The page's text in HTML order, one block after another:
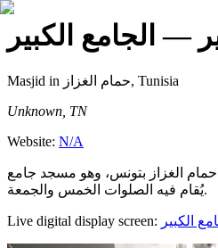
— الجامع الكبير
Masjid
in حمام الغزاز, Tunisia
Unknown, TN
Website: N/A
حمام الغزاز بتونس، وهو مسجد جامع
يُقام فيه الصلوات الخمس والجمعة.
Live digital display screen: الكبير